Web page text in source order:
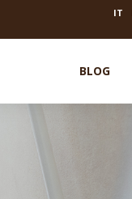
IT
BLOG